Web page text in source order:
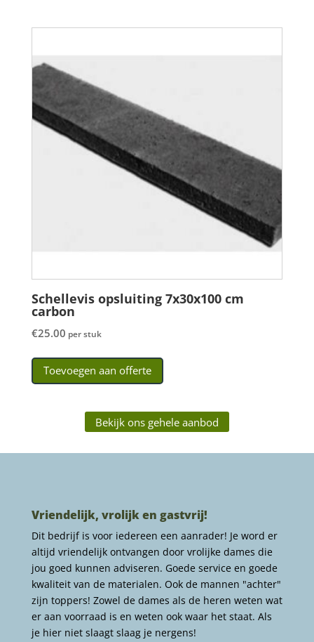
Schellevis opsluiting 7x30x100 cm
carbon
€25.00 per stuk
Toevoegen aan offerte
Bekijk ons gehele aanbod
Vriendelijk, vrolijk en gastvrij!
Dit bedrijf is voor iedereen een aanrader! Je word er
altijd vriendelijk ontvangen door vrolijke dames die
jou goed kunnen adviseren. Goede service en goede
kwaliteit van de materialen. Ook de mannen "achter"
zijn toppers! Zowel de dames als de heren weten wat
er aan voorraad is en weten ook waar het staat. Als
je hier niet slaagt slaag je nergens!